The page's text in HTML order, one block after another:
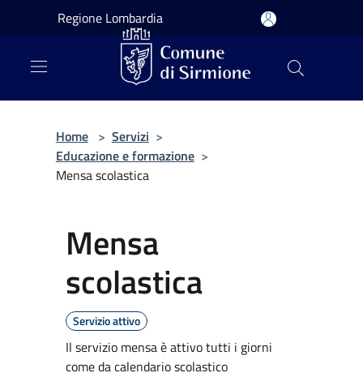
Salta al contenuto principale
Regione Lombardia
Home > Servizi >
Educazione e formazione >
Mensa scolastica
Mensa
scolastica
Servizio attivo
Il servizio mensa è attivo tutti i giorni
come da calendario scolastico